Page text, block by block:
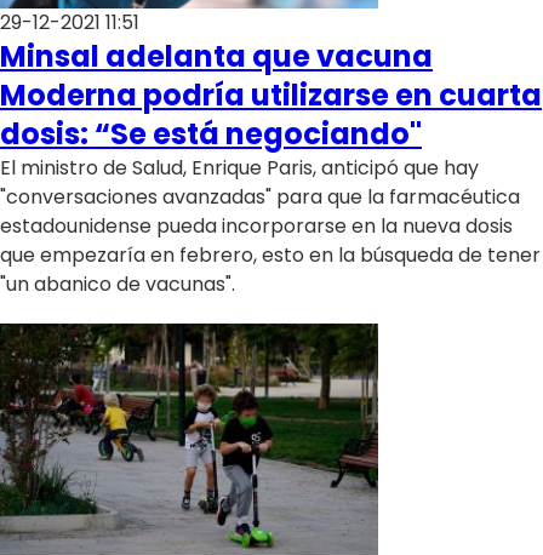
29-12-2021 11:51
Minsal adelanta que vacuna
Moderna podría utilizarse en cuarta
dosis: “Se está negociando"
El ministro de Salud, Enrique Paris, anticipó que hay
"conversaciones avanzadas" para que la farmacéutica
estadounidense pueda incorporarse en la nueva dosis
que empezaría en febrero, esto en la búsqueda de tener
"un abanico de vacunas".